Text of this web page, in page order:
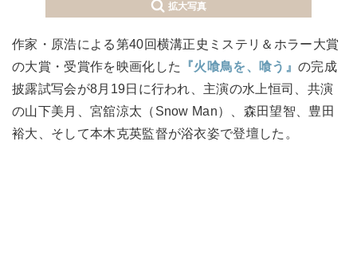
拡大写真
作家・原浩による第40回横溝正史ミステリ＆ホラー大賞
の大賞・受賞作を映画化した
『火喰鳥を、喰う』の完成
披露試写会が8月19日に行われ、主演の水上恒司、共演
の山下美月、宮舘涼太（Snow Man）、森田望智、豊田
裕大、そして本木克英監督が浴衣姿で登壇した。